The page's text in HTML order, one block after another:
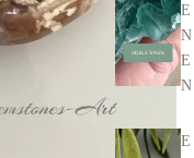
E
N
E
N
E